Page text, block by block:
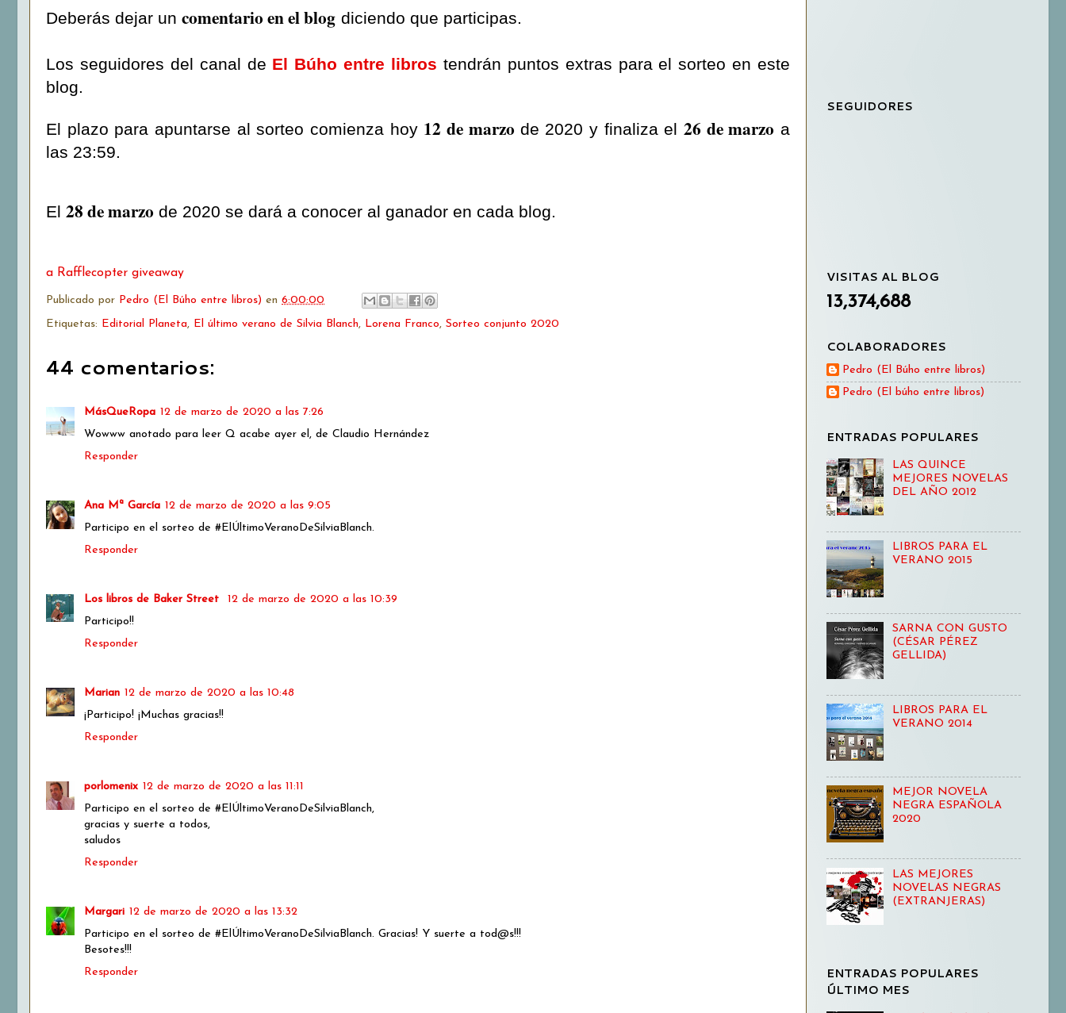
Deberás dejar un comentario en el blog diciendo que participas.
Los seguidores del canal de El Búho entre libros tendrán puntos extras para el sorteo en este
blog.
El plazo para apuntarse al sorteo comienza hoy 12 de marzo de 2020 y finaliza el 26 de marzo a
las 23:59.
El 28 de marzo de 2020 se dará a conocer al ganador en cada blog.
a Rafflecopter giveaway
Publicado por Pedro (El Búho entre libros) en 6:00:00
Etiquetas: Editorial Planeta, El último verano de Silvia Blanch, Lorena Franco, Sorteo conjunto 2020
44 comentarios:
MásQueRopa 12 de marzo de 2020 a las 7:26
Wowww anotado para leer Q acabe ayer el, de Claudio Hernández
Responder
Ana Mª García 12 de marzo de 2020 a las 9:05
Participo en el sorteo de #ElÚltimoVeranoDeSilviaBlanch.
Responder
Los libros de Baker Street
12 de marzo de 2020 a las 10:39
Participo!!
Responder
Marian 12 de marzo de 2020 a las 10:48
¡Participo! ¡Muchas gracias!!
Responder
porlomenix 12 de marzo de 2020 a las 11:11
Participo en el sorteo de #ElÚltimoVeranoDeSilviaBlanch,
gracias y suerte a todos,
saludos
Responder
Margari 12 de marzo de 2020 a las 13:32
Participo en el sorteo de #ElÚltimoVeranoDeSilviaBlanch. Gracias! Y suerte a tod@s!!!
Besotes!!!
Responder
SEGUIDORES
VISITAS AL BLOG
13,374,688
COLABORADORES
Pedro (El Búho entre libros)
Pedro (El búho entre libros)
ENTRADAS POPULARES
LAS QUINCE
MEJORES NOVELAS
DEL AÑO 2012
LIBROS PARA EL
VERANO 2015
SARNA CON GUSTO
(CÉSAR PÉREZ
GELLIDA)
LIBROS PARA EL
VERANO 2014
MEJOR NOVELA
NEGRA ESPAÑOLA
2020
LAS MEJORES
NOVELAS NEGRAS
(EXTRANJERAS)
ENTRADAS POPULARES
ÚLTIMO MES